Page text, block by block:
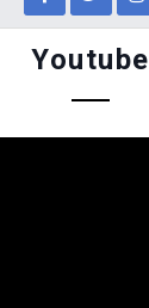
Youtube